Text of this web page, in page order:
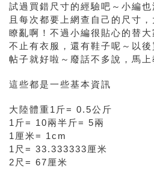
試過買錯尺寸的經驗吧～小編
且每次都要上網查自己的尺寸
瞭亂啊！不過小編很貼心的替大
不止有衣服，還有鞋子呢～以
帖子就好啦～廢話不多說，馬上
這些都是一些基本資訊
大陸體重1斤= 0.5公斤
1斤= 10兩半斤= 5兩
1厘米= 1cm
1尺= 33.333333厘米
2尺= 67厘米